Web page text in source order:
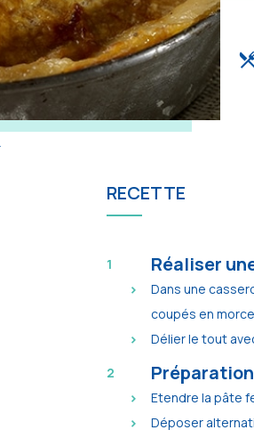
RECETTE
Réaliser
Dans une
coupés en
Délier le tout
Etendre la pâte
Déposer